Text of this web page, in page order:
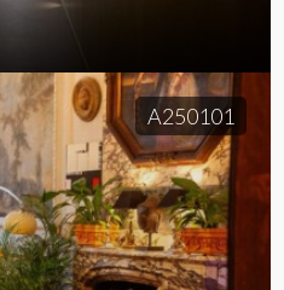
A250101